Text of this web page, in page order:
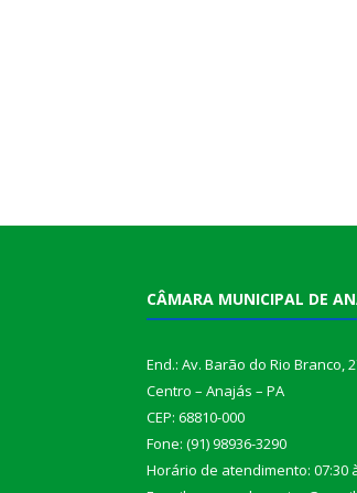
CÂMARA MUNICIPAL DE
End.: Av. Barão do Rio Branco,
Centro – Anajás – PA
CEP: 68810-000
Fone: (91) 98936-3290
Horário de atendimento: 07:30